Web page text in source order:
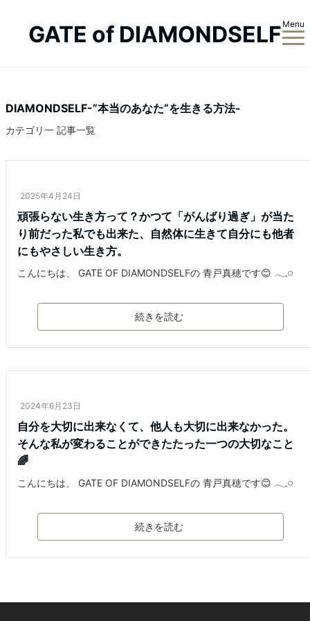
GATE of DIAMONDSELF Menu
DIAMONDSELF-”本当のあなた”を生きる方法-
カテゴリ一 記事一覧
2025年4月24日
頑張らない生き方って？かつて「がんばり過ぎ」が当た
り前だった私でも出来た、自然体に生きて自分にも他者
にもやさしい生き方。
こんにちは、 GATE OF DIAMONDSELFの 青戸真穂です😊 𓂃𓈒𓏸
続きを読む
2024年6月23日
自分を大切に出来なくて、他人も大切に出来なかった。
そんな私が変わることができたたった一つの大切なこと
🌈
こんにちは、 GATE OF DIAMONDSELFの 青戸真穂です😊 𓂃𓈒𓏸
続きを読む